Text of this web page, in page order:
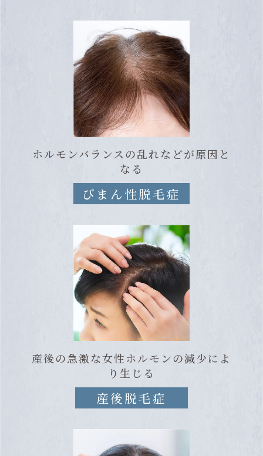
ホルモンバランスの乱れなどが原因と
なる
びまん性脱毛症
産後の急激な女性ホルモンの減少によ
り生じる
産後脱毛症